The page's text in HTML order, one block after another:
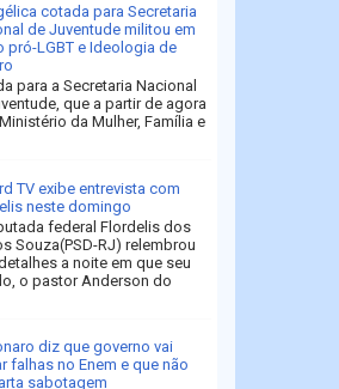
cotada para Secretaria
de Juventude militou em
pró-LGBT e Ideologia de
para a Secretaria Nacional
que a partir de agora
da Mulher, Família e
TV exibe entrevista com
neste domingo
federal Flordelis dos
Souza(PSD-RJ) relembrou
a noite em que seu
o pastor Anderson do
diz que governo vai
falhas no Enem e que não
sabotagem